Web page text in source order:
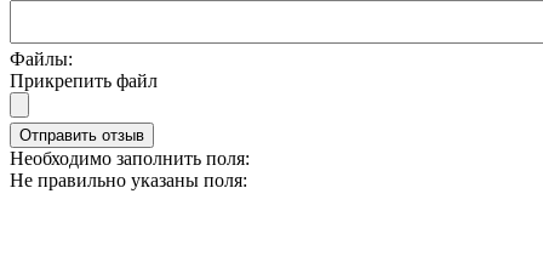
Файлы:
Прикрепить файл
Отправить отзыв
Необходимо заполнить поля:
Не правильно указаны поля: